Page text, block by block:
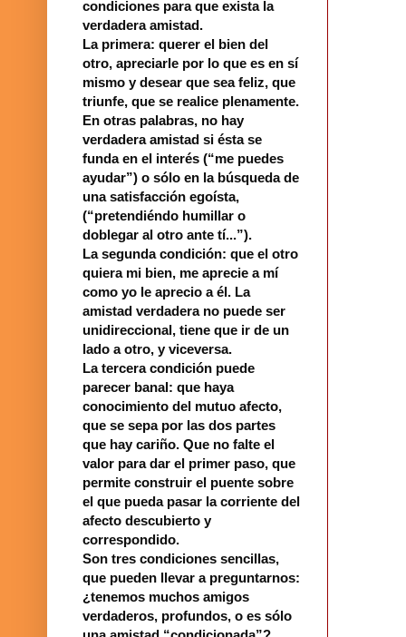
condiciones para que exista la
verdadera amistad.
La primera: querer el bien del
otro, apreciarle por lo que es en sí
mismo y desear que sea feliz, que
triunfe, que se realice plenamente.
En otras palabras, no hay
verdadera amistad si ésta se
funda en el interés (“me puedes
ayudar”) o sólo en la búsqueda de
una satisfacción egoísta,
(“pretendiéndo humillar o
doblegar al otro ante tí...”).
La segunda condición: que el otro
quiera mi bien, me aprecie a mí
como yo le aprecio a él. La
amistad verdadera no puede ser
unidireccional, tiene que ir de un
lado a otro, y viceversa.
La tercera condición puede
parecer banal: que haya
conocimiento del mutuo afecto,
que se sepa por las dos partes
que hay cariño. Que no falte el
valor para dar el primer paso, que
permite construir el puente sobre
el que pueda pasar la corriente del
afecto descubierto y
correspondido.
Son tres condiciones sencillas,
que pueden llevar a preguntarnos:
¿tenemos muchos amigos
verdaderos, profundos, o es sólo